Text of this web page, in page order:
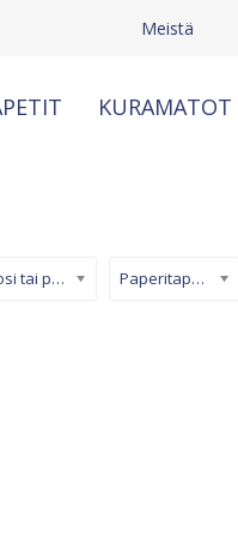
Meistä
KURAMATOT
Kuosi tai pinta Paperitapetti